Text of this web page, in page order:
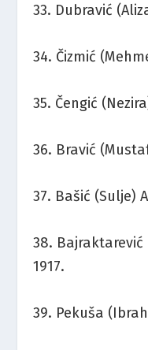
33. Dubravić
34. Čizmić
35. Čengić
36. Bravić
37. Bašić (Sulje)
38.
1917.
39. Pekuša